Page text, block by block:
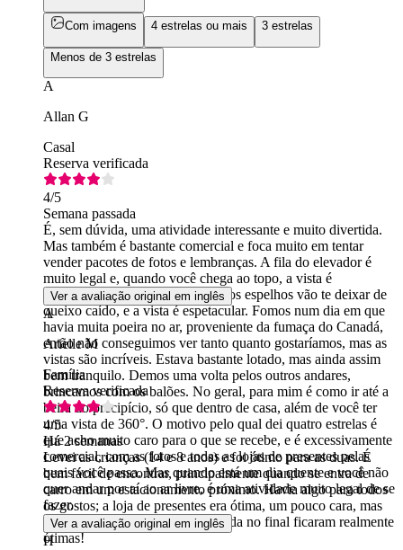
Com imagens 4 estrelas ou mais 3 estrelas
Menos de 3 estrelas
A
Allan G
Casal
Reserva verificada
4/5
Semana passada
É, sem dúvida, uma atividade interessante e muito divertida.
Mas também é bastante comercial e foca muito em tentar
vender pacotes de fotos e lembranças. A fila do elevador é
muito legal e, quando você chega ao topo, a vista é
absolutamente incrível. O piso e os espelhos vão te deixar de
queixo caído, e a vista é espetacular. Fomos num dia em que
havia muita poeira no ar, proveniente da fumaça do Canadá,
então não conseguimos ver tanto quanto gostaríamos, mas as
vistas são incríveis. Estava bastante lotado, mas ainda assim
bem tranquilo. Demos uma volta pelos outros andares,
brincamos com os balões. No geral, para mim é como ir até a
beira do precipício, só que dentro de casa, além de você ter
uma vista de 360°. O motivo pelo qual dei quatro estrelas é
que acho muito caro para o que se recebe, e é excessivamente
comercial, com as fotos e todas as lojas de presentes pelas
quais você passa. Mas quando está um dia quente e você não
quer andar por aí ao ar livre, é uma atividade muito legal de se
fazer.
Ver a avaliação original em inglês
A
Arielle M
Família
Reserva verificada
4/5
Há 2 semanas
Levei as crianças (14 e 8 anos) e foi ótimo para as duas. É
bem fácil de encontrar, principalmente quando se entra de
carro em um estacionamento próximo. Havia algo para todos
os gostos; a loja de presentes era ótima, um pouco cara, mas
isso é Nova York! As fotos à venda no final ficaram realmente
ótimas!
Ver a avaliação original em inglês
H